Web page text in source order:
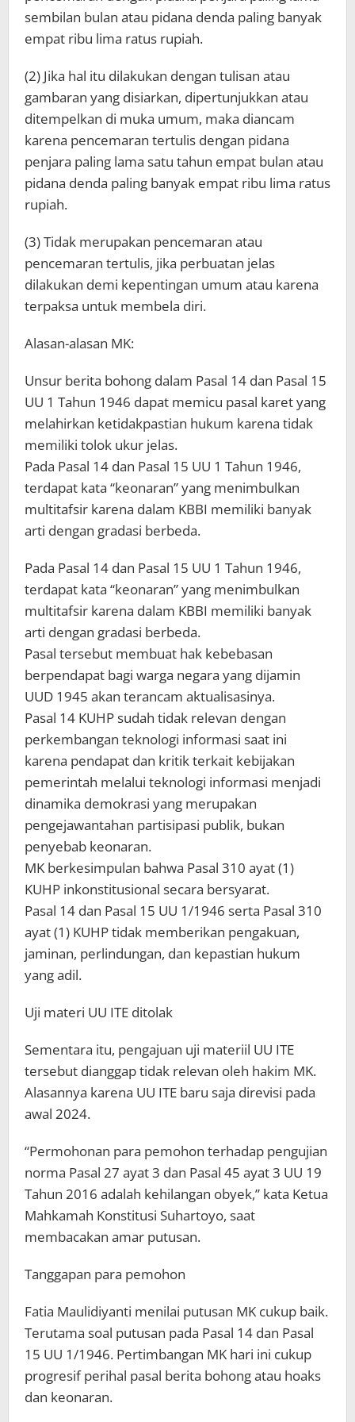
sembilan bulan atau pidana denda paling banyak
empat ribu lima ratus rupiah.
(2) Jika hal itu dilakukan dengan tulisan atau
gambaran yang disiarkan, dipertunjukkan atau
ditempelkan di muka umum, maka diancam
karena pencemaran tertulis dengan pidana
penjara paling lama satu tahun empat bulan atau
pidana denda paling banyak empat ribu lima ratus
rupiah.
(3) Tidak merupakan pencemaran atau
pencemaran tertulis, jika perbuatan jelas
dilakukan demi kepentingan umum atau karena
terpaksa untuk membela diri.
Alasan-alasan MK:
Unsur berita bohong dalam Pasal 14 dan Pasal 15
UU 1 Tahun 1946 dapat memicu pasal karet yang
melahirkan ketidakpastian hukum karena tidak
memiliki tolok ukur jelas.
Pada Pasal 14 dan Pasal 15 UU 1 Tahun 1946,
terdapat kata “keonaran” yang menimbulkan
multitafsir karena dalam KBBI memiliki banyak
arti dengan gradasi berbeda.
Pada Pasal 14 dan Pasal 15 UU 1 Tahun 1946,
terdapat kata “keonaran” yang menimbulkan
multitafsir karena dalam KBBI memiliki banyak
arti dengan gradasi berbeda.
Pasal tersebut membuat hak kebebasan
berpendapat bagi warga negara yang dijamin
UUD 1945 akan terancam aktualisasinya.
Pasal 14 KUHP sudah tidak relevan dengan
perkembangan teknologi informasi saat ini
karena pendapat dan kritik terkait kebijakan
pemerintah melalui teknologi informasi menjadi
dinamika demokrasi yang merupakan
pengejawantahan partisipasi publik, bukan
penyebab keonaran.
MK berkesimpulan bahwa Pasal 310 ayat (1)
KUHP inkonstitusional secara bersyarat.
Pasal 14 dan Pasal 15 UU 1/1946 serta Pasal 310
ayat (1) KUHP tidak memberikan pengakuan,
jaminan, perlindungan, dan kepastian hukum
yang adil.
Uji materi UU ITE ditolak
Sementara itu, pengajuan uji materiil UU ITE
tersebut dianggap tidak relevan oleh hakim MK.
Alasannya karena UU ITE baru saja direvisi pada
awal 2024.
“Permohonan para pemohon terhadap pengujian
norma Pasal 27 ayat 3 dan Pasal 45 ayat 3 UU 19
Tahun 2016 adalah kehilangan obyek,” kata Ketua
Mahkamah Konstitusi Suhartoyo, saat
membacakan amar putusan.
Tanggapan para pemohon
Fatia Maulidiyanti menilai putusan MK cukup baik.
Terutama soal putusan pada Pasal 14 dan Pasal
15 UU 1/1946. Pertimbangan MK hari ini cukup
progresif perihal pasal berita bohong atau hoaks
dan keonaran.